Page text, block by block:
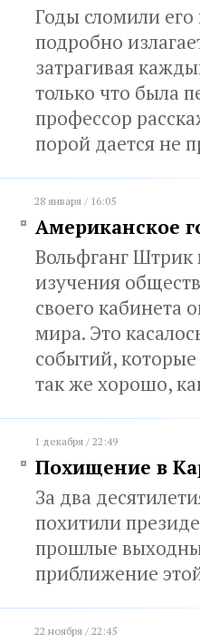
Годы сломили
подробно
затрагивая
только что была
профессор
порой дается не
28 января / 16:05
Американское
Вольфганг Штрик
изучения
своего кабинета
мира. Это
событий,
так же хорошо,
1 декабря / 22:49
Похищение в
За два
похитили
прошлые
приближение
22 ноября / 22:45